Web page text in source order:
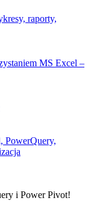
raporty,
MS Excel –
PowerQuery,
i Power Pivot!